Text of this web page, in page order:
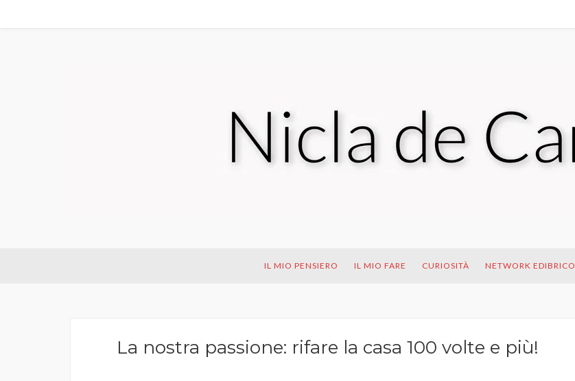
IL MIO PENSIERO IL MIO FARE CURIOSITÀ NETWORK EDIBRICO
La nostra passione: rifare la casa 100 volte e più!